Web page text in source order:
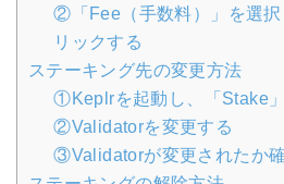
②「Fee（手数料）」を選択
リックする
ステーキング先の変更方法
①Keplrを起動し、「Stake
②Validatorを変更する
③Validatorが変更されたか